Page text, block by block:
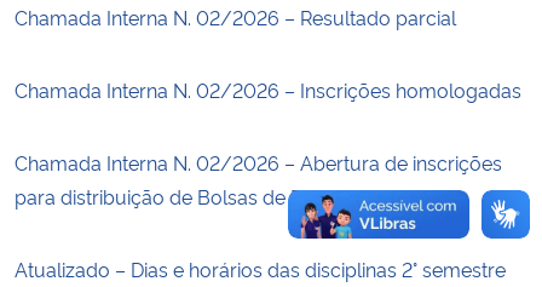
Chamada Interna N. 02/2026 – Resultado parcial
Chamada Interna N. 02/2026 – Inscrições homologadas
Chamada Interna N. 02/2026 – Abertura de inscrições
para distribuição de Bolsas de Estudo
Atualizado – Dias e horários das disciplinas 2° semestre